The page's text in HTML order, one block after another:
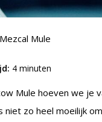
Mezcal Mule
4 minuten
Mule hoeven we je
niet zo heel moeilijk